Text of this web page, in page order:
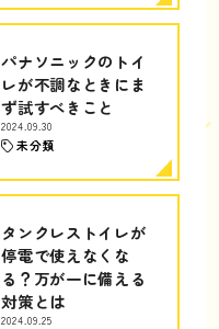
パナソニックのトイ
レが不調なときにま
ず試すべきこと
2024.09.30
未分類
タンクレストイレが
停電で使えなくな
る？万が一に備える
対策とは
2024.09.25